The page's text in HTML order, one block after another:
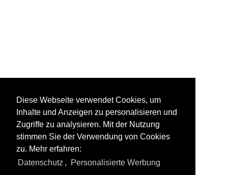
Diese Webseite verwendet Cookies, um
Inhalte und Anzeigen zu personalisieren und
Zugriffe zu analysieren. Mit der Nutzung
stimmen Sie der Verwendung von Cookies
zu. Mehr erfahren:
Datenschutz , Personalisierte Werbung